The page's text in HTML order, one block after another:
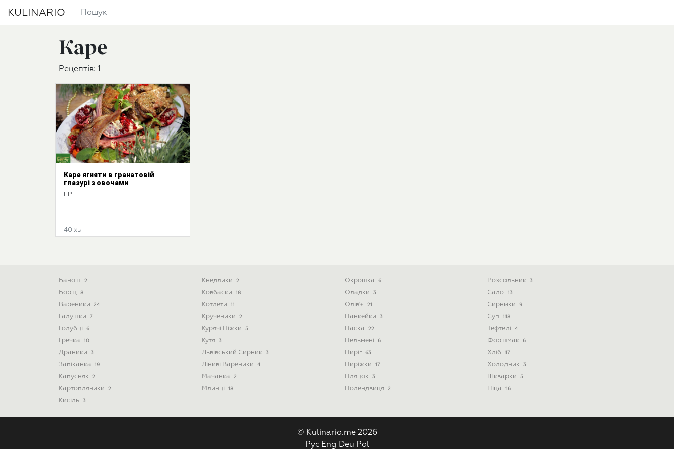
KULINARIO
Каре
Рецептів: 1
Каре ягняти в гранатовій
глазурі з овочами
ГР
40 хв
Банош 2
Борщ 8
Вареники 24
Галушки 7
Голубці 6
Гречка 10
Драники 3
Запіканка 19
Капусняк 2
Картопляники 2
Кисіль 3
Кнедлики 2
Ковбаски 18
Котлети 11
Крученики 2
Курячі Ніжки 5
Кутя 3
Львівський Сирник 3
Ліниві Вареники 4
Мачанка 2
Млинці 18
Окрошка 6
Оладки 3
Олів'є 21
Панкейки 3
Паска 22
Пельмені 6
Пиріг 63
Пиріжки 17
Пляцок 3
Полендвиця 2
Розсольник 3
Сало 13
Сирники 9
Суп 118
Тефтелі 4
Форшмак 6
Хліб 17
Холодник 3
Шкварки 5
Піца 16
© Kulinario.me 2026
Рус Eng Deu Pol